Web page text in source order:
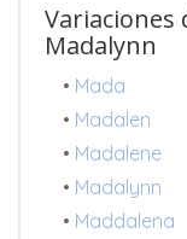
Variaciones
Madalynn
• Mada
• Madalen
• Madalene
• Madalynn
• Maddalena